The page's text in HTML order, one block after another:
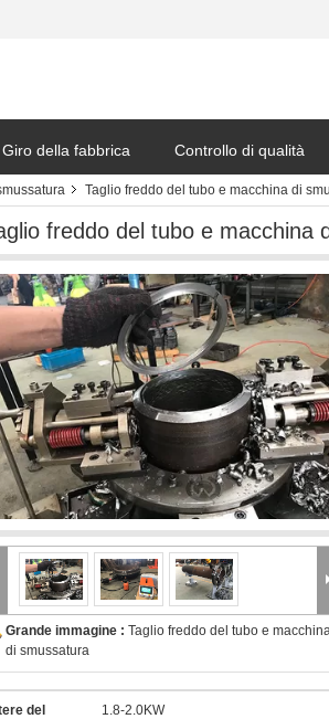
Giro della fabbrica Controllo di qualità
Taglio freddo del tubo e macchina di
freddo del tubo e macchina
Grande immagine : Taglio freddo del tubo e
di smussatura
del
1.8-2.0KW